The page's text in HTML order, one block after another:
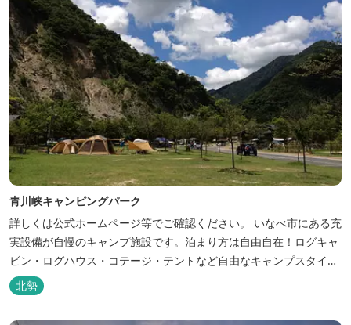
青川峡キャンピングパーク
詳しくは公式ホームページ等でご確認ください。 いなべ市にある充
実設備が自慢のキャンプ施設です。泊まり方は自由自在！ログキャ
ビン・ログハウス・コテージ・テントなど自由なキャンプスタイル
が楽しめます。屋根付きの炭火焼ハウスがありますので、雨や風の
日も快適にバーベキューをお楽しみいただけます。日帰り利用、団
北勢